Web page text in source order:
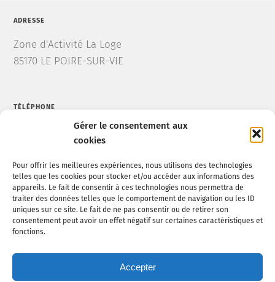
Gérer le consentement aux
cookies
Pour offrir les meilleures expériences, nous utilisons des technologies
telles que les cookies pour stocker et/ou accéder aux informations des
appareils. Le fait de consentir à ces technologies nous permettra de
traiter des données telles que le comportement de navigation ou les ID
uniques sur ce site. Le fait de ne pas consentir ou de retirer son
consentement peut avoir un effet négatif sur certaines caractéristiques et
fonctions.
Accepter
ADRESSE
Zone d'Activité La Loge
85170 LE POIRE-SUR-VIE
TÉLÉPHONE
Tel : 02 52 20 11 75
MAIL
lrv.travauxpublics@eiffage.com